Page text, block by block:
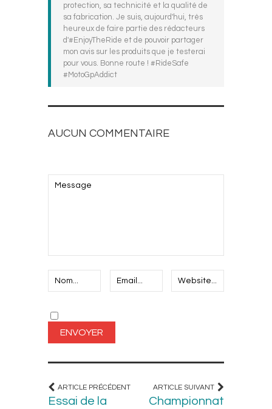
protection, sa technicité et la qualité de
sa fabrication. Je suis, aujourd'hui, très
heureux de faire partie des rédacteurs
d'#EnjoyTheRide et de pouvoir partager
mon avis sur les produits que je testerai
pour vous. Bonne route ! #RideSafe
#MotoGpAddict
AUCUN COMMENTAIRE
ARTICLE PRÉCÉDENT
Essai de la
ARTICLE SUIVANT
Championnat